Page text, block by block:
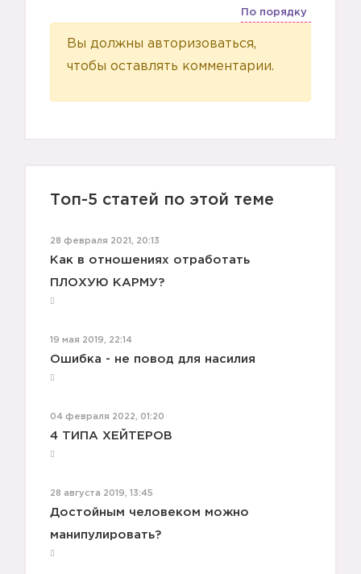
😩
По порядку
Вы должны авторизоваться,
чтобы оставлять комментарии.
Топ-5 статей по этой теме
28 февраля 2021, 20:13
Как в отношениях отработать
ПЛОХУЮ КАРМУ?
19 мая 2019, 22:14
Ошибка - не повод для насилия
04 февраля 2022, 01:20
4 ТИПА ХЕЙТЕРОВ
28 августа 2019, 13:45
Достойным человеком можно
манипулировать?